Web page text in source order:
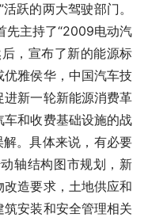
跃的两大驾驶部门。
先主持了“2009电动汽
，宣布了新的能源标
雅侯华，中国汽车技
新一轮新能源消费革
和收费基础设施的战
。具体来说，有必要
轴结构图市规划，新
造要求，土地供应和
安装和安全管理相关